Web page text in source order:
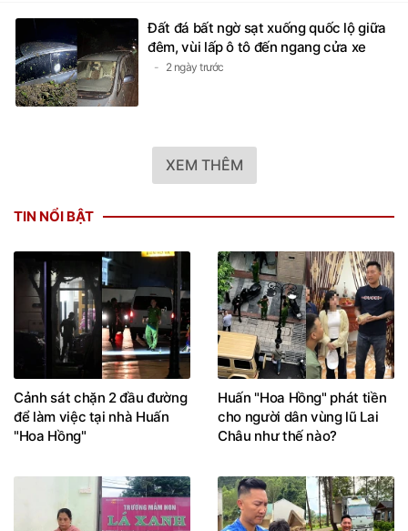
Đất đá bất ngờ sạt xuống quốc lộ giữa
đêm, vùi lấp ô tô đến ngang cửa xe
2 ngày trước
XEM THÊM
TIN NỔI BẬT
Cảnh sát chặn 2 đầu đường
để làm việc tại nhà Huấn
"Hoa Hồng"
Huấn "Hoa Hồng" phát tiền
cho người dân vùng lũ Lai
Châu như thế nào?